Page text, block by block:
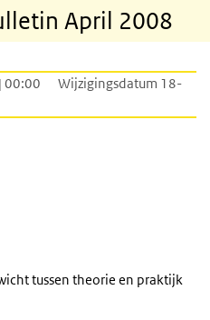
April 2008
00:00
Wijzigingsdatum 18-
tussen theorie en praktijk